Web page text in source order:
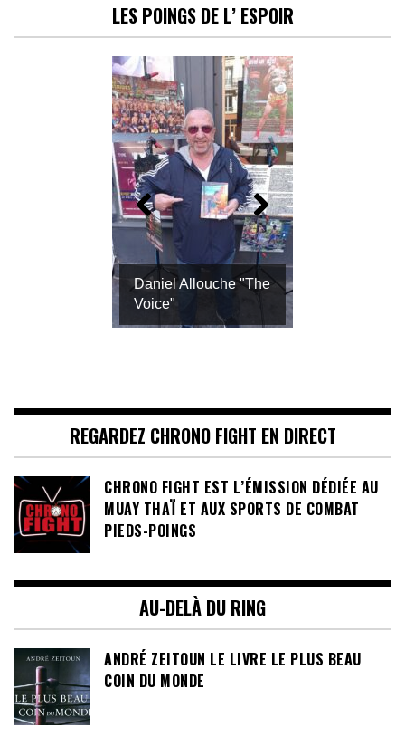
LES POINGS DE L’ ESPOIR
Daniel Allouche "The
Voice"
REGARDEZ CHRONO FIGHT EN DIRECT
CHRONO FIGHT EST L’ÉMISSION DÉDIÉE AU
MUAY THAÏ ET AUX SPORTS DE COMBAT
PIEDS-POINGS
AU-DELÀ DU RING
ANDRÉ ZEITOUN LE LIVRE LE PLUS BEAU
COIN DU MONDE